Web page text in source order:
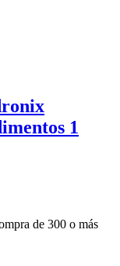
1
de 300 o más